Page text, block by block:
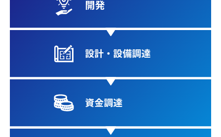
Language
English
地熱発電
太陽光発電の取り組み
バイオマス発電の取り組み
組織図
SDGsへの取り組み
IRライブラリー
株式情報 / 社債情報
IRカレンダー
よくあるご質問